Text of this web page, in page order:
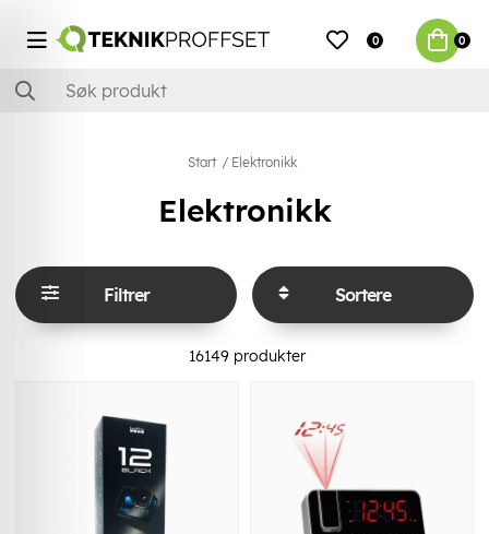
0 0
Start Elektronikk
Elektronikk
Filtrer Sortere
16149produkter